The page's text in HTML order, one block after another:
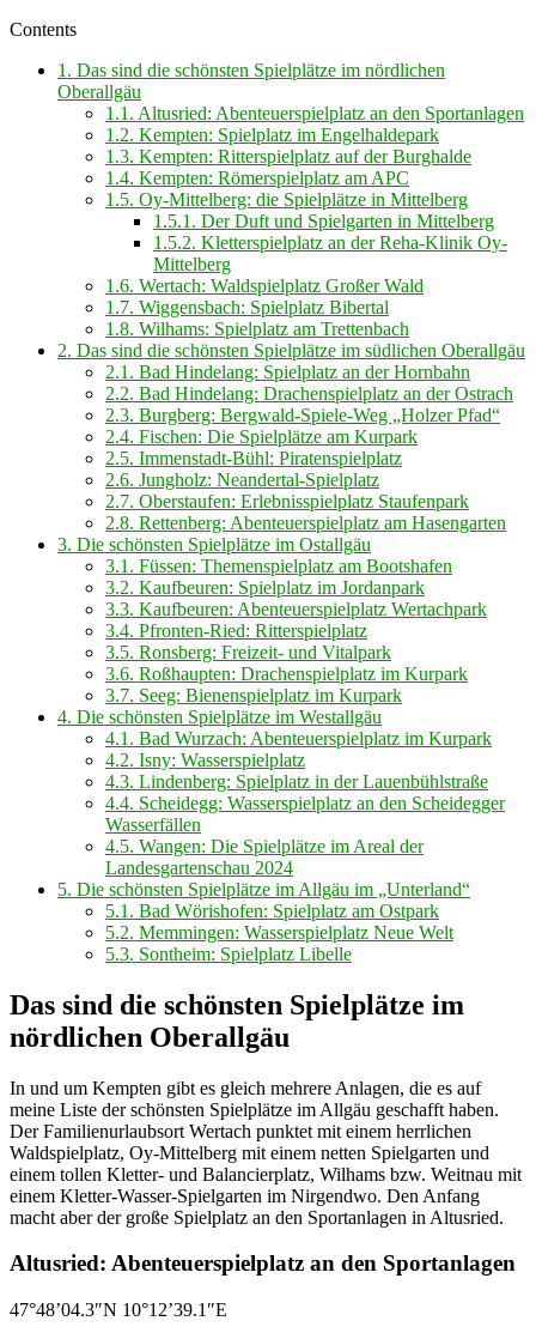
Contents
1. Das sind die schönsten Spielplätze im nördlichen
Oberallgäu
1.1. Altusried: Abenteuerspielplatz an den Sportanlagen
1.2. Kempten: Spielplatz im Engelhaldepark
1.3. Kempten: Ritterspielplatz auf der Burghalde
1.4. Kempten: Römerspielplatz am APC
1.5. Oy-Mittelberg: die Spielplätze in Mittelberg
1.5.1. Der Duft und Spielgarten in Mittelberg
1.5.2. Kletterspielplatz an der Reha-Klinik Oy-
Mittelberg
1.6. Wertach: Waldspielplatz Großer Wald
1.7. Wiggensbach: Spielplatz Bibertal
1.8. Wilhams: Spielplatz am Trettenbach
2. Das sind die schönsten Spielplätze im südlichen Oberallgäu
2.1. Bad Hindelang: Spielplatz an der Hornbahn
2.2. Bad Hindelang: Drachenspielplatz an der Ostrach
2.3. Burgberg: Bergwald-Spiele-Weg „Holzer Pfad“
2.4. Fischen: Die Spielplätze am Kurpark
2.5. Immenstadt-Bühl: Piratenspielplatz
2.6. Jungholz: Neandertal-Spielplatz
2.7. Oberstaufen: Erlebnisspielplatz Staufenpark
2.8. Rettenberg: Abenteuerspielplatz am Hasengarten
3. Die schönsten Spielplätze im Ostallgäu
3.1. Füssen: Themenspielplatz am Bootshafen
3.2. Kaufbeuren: Spielplatz im Jordanpark
3.3. Kaufbeuren: Abenteuerspielplatz Wertachpark
3.4. Pfronten-Ried: Ritterspielplatz
3.5. Ronsberg: Freizeit- und Vitalpark
3.6. Roßhaupten: Drachenspielplatz im Kurpark
3.7. Seeg: Bienenspielplatz im Kurpark
4. Die schönsten Spielplätze im Westallgäu
4.1. Bad Wurzach: Abenteuerspielplatz im Kurpark
4.2. Isny: Wasserspielplatz
4.3. Lindenberg: Spielplatz in der Lauenbühlstraße
4.4. Scheidegg: Wasserspielplatz an den Scheidegger
Wasserfällen
4.5. Wangen: Die Spielplätze im Areal der
Landesgartenschau 2024
5. Die schönsten Spielplätze im Allgäu im „Unterland“
5.1. Bad Wörishofen: Spielplatz am Ostpark
5.2. Memmingen: Wasserspielplatz Neue Welt
5.3. Sontheim: Spielplatz Libelle
Das sind die schönsten Spielplätze im
nördlichen Oberallgäu
In und um Kempten gibt es gleich mehrere Anlagen, die es auf
meine Liste der schönsten Spielplätze im Allgäu geschafft haben.
Der Familienurlaubsort Wertach punktet mit einem herrlichen
Waldspielplatz, Oy-Mittelberg mit einem netten Spielgarten und
einem tollen Kletter- und Balancierplatz, Wilhams bzw. Weitnau mit
einem Kletter-Wasser-Spielgarten im Nirgendwo. Den Anfang
macht aber der große Spielplatz an den Sportanlagen in Altusried.
Altusried: Abenteuerspielplatz an den Sportanlagen
47°48’04.3″N 10°12’39.1″E